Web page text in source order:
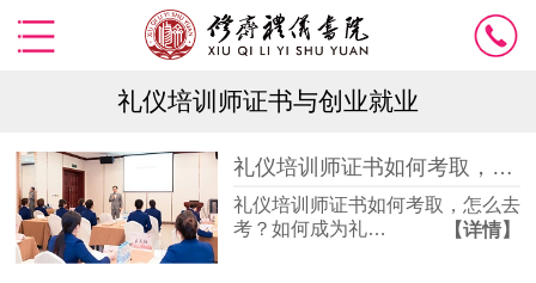
礼仪培训师证书与创业就业
礼仪培训师证书如何考取，如何成为礼仪培训讲师？
礼仪培训师证书如何考取，怎么去
考？如何成为礼…
【详情】